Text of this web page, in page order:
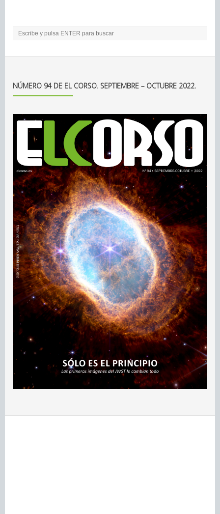
NÚMERO 94 DE EL CORSO. SEPTIEMBRE – OCTUBRE 2022.